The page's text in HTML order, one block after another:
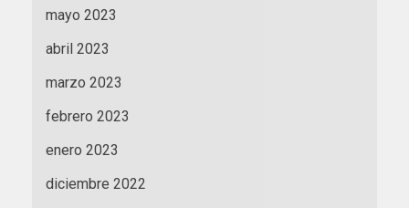
mayo 2023
abril 2023
marzo 2023
febrero 2023
enero 2023
diciembre 2022